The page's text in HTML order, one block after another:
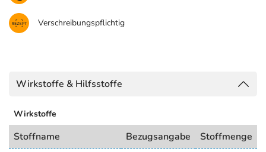
Verschreibungspflichtig
Wirkstoffe & Hilfsstoffe
Wirkstoffe
Stoffname Bezugsangabe Stoffmenge